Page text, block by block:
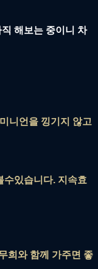
해보는 중이니 차
니언을 낑기지 않고
수있습니다. 지속효
희와 함께 가주면 좋